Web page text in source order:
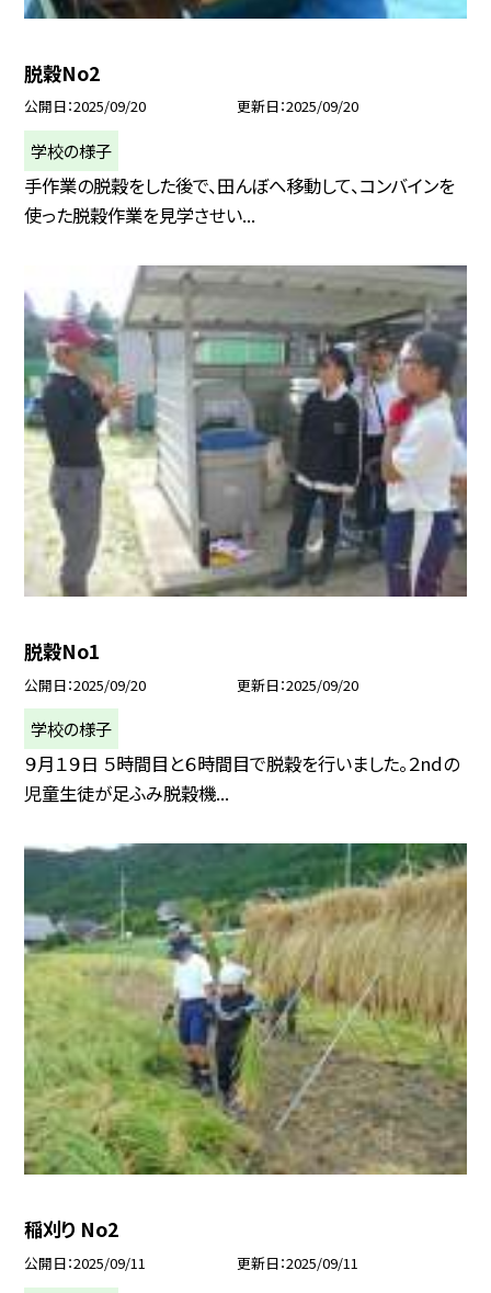
脱穀No2
公開日 2025/09/20 更新日 2025/09/20
学校の様子
手作業の脱穀をした後で、田んぼへ移動して、コンバインを
使った脱穀作業を見学させい...
脱穀No1
公開日 2025/09/20 更新日 2025/09/20
学校の様子
９月１９日 ５時間目と６時間目で脱穀を行いました。２ndの
児童生徒が足ふみ脱穀機...
稲刈り No2
公開日 2025/09/11 更新日 2025/09/11